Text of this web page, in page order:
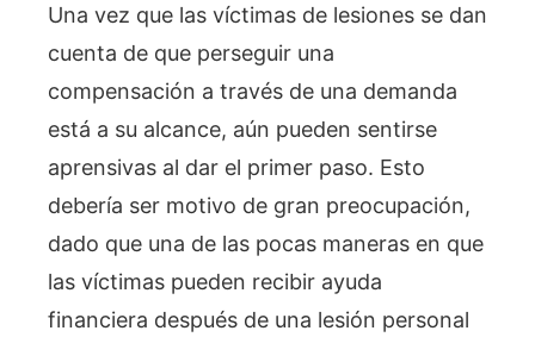
Una vez que las víctimas de lesiones se dan
cuenta de que perseguir una
compensación a través de una demanda
está a su alcance, aún pueden sentirse
aprensivas al dar el primer paso. Esto
debería ser motivo de gran preocupación,
dado que una de las pocas maneras en que
las víctimas pueden recibir ayuda
financiera después de una lesión personal